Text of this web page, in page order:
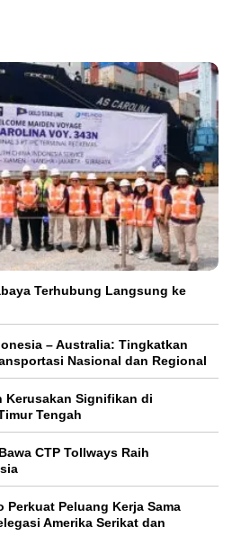
Terhubung Langsung ke
– Australia: Tingkatkan
Nasional dan Regional
Kerusakan Signifikan di
Tengah
CTP Tollways Raih
Perkuat Peluang Kerja Sama
Amerika Serikat dan